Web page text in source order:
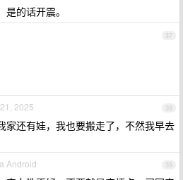
的话开震。
37
38
2025
家还有娃，我也要搬走了，不然我早去
39
Android